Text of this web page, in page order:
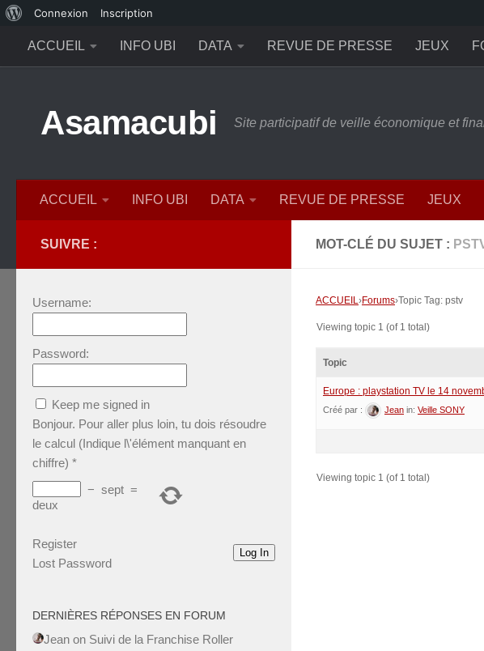
propos
de
Connexion Inscription
ACCUEIL
INFO UBI DATA REVUE DE PRESSE JEUX
Asamacubi Site participatif de veille économique et
ACCUEIL INFO UBI DATA REVUE DE PRESSE JEUX
MOT-CLÉ DU SUJET :
ACCUEIL›Forums›Topic Tag: pstv
Viewing topic 1 (of 1 total)
Topic
Europe : playstation TV le 14
Créé par : Jean in: Veille SONY
Viewing topic 1 (of 1 total)
SUIVRE :
Username:
Password:
Keep me signed in
Bonjour. Pour aller plus loin, tu dois résoudre
le calcul (Indique l\'élément manquant en
chiffre) *
− sept =
deux
Log In
Register
Lost Password
DERNIÈRES RÉPONSES EN FORUM
Jean on Suivi de la Franchise Roller